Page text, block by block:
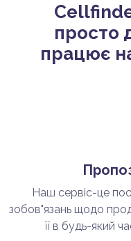
просто
працює
Наш сервіс-це
зобов"язань щодо
її в будь-який